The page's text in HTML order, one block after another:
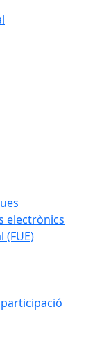
electrònics
(FUE)